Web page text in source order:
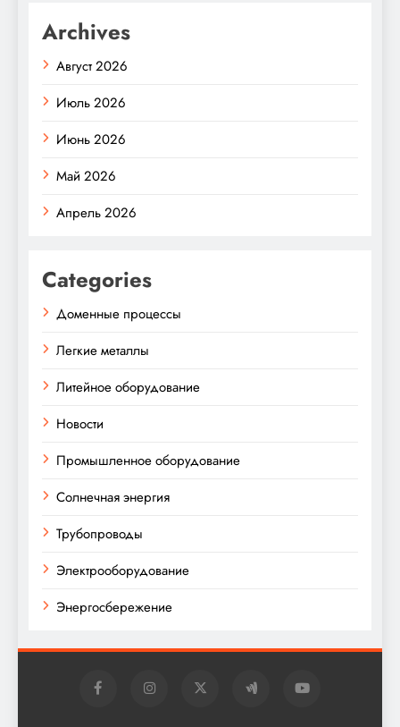
Archives
Август 2026
Июль 2026
Июнь 2026
Май 2026
Апрель 2026
Categories
Доменные процессы
Легкие металлы
Литейное оборудование
Новости
Промышленное оборудование
Солнечная энергия
Трубопроводы
Электрооборудование
Энергосбережение